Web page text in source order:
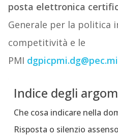
posta elettronica
Generale per la politica
competitività e le
PMI
Indice degli
Che cosa indicare nella
Risposta o silenzio assenso